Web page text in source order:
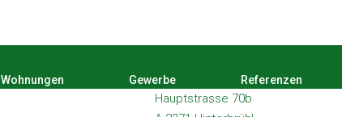
Wohnungen Gewerbe Referenzen
Hauptstrasse 70b